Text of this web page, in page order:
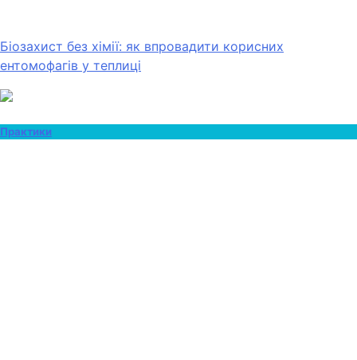
Біозахист без хімії: як впровадити корисних
ентомофагів у теплиці
Практики